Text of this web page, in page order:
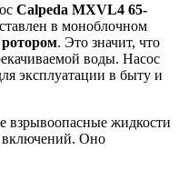
Calpeda MXVL4 65-
в моноблочном
. Это значит, что
воды. Насос
эксплуатации в быту и
взрывоопасные жидкости
включений. Оно